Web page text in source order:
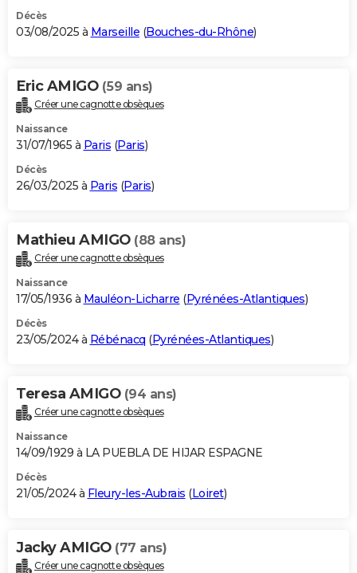
Décès
03/08/2025 à Marseille (Bouches-du-Rhône)
Eric AMIGO (59 ans)
Créer une cagnotte obsèques
Naissance
31/07/1965 à Paris (Paris)
Décès
26/03/2025 à Paris (Paris)
Mathieu AMIGO (88 ans)
Créer une cagnotte obsèques
Naissance
17/05/1936 à Mauléon-Licharre (Pyrénées-Atlantiques)
Décès
23/05/2024 à Rébénacq (Pyrénées-Atlantiques)
Teresa AMIGO (94 ans)
Créer une cagnotte obsèques
Naissance
14/09/1929 à LA PUEBLA DE HIJAR ESPAGNE
Décès
21/05/2024 à Fleury-les-Aubrais (Loiret)
Jacky AMIGO (77 ans)
Créer une cagnotte obsèques